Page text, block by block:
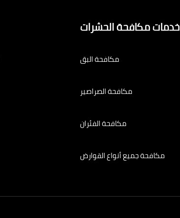
خدمات مكافحة الحشرات
مكافحة البق
مكافحة الصراصير
مكافحة الفئران
مكافحة جميع أنواع القوارض